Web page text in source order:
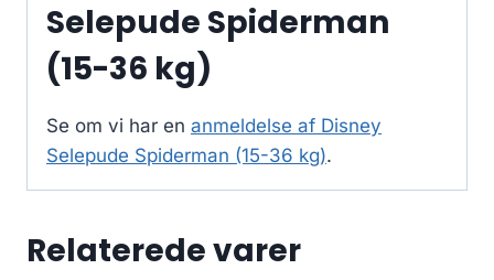
Selepude Spiderman
(15-36 kg)
Se om vi har en anmeldelse af Disney
Selepude Spiderman (15-36 kg).
Relaterede varer